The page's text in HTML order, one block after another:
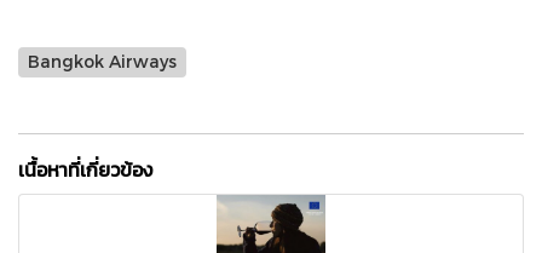
Bangkok Airways
เนื้อหาที่เกี่ยวข้อง